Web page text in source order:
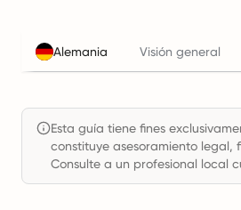
Alemania Visión general
Esta guía tiene fines
constituye asesoramiento legal,
Consulte a un profesional local